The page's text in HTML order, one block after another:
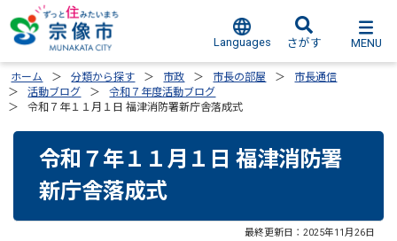
Languages さがす MENU
ホーム 分類から探す 市政 市長の部屋
市長通信
活動ブログ
令和７年度活動ブログ
令和７年１１月１日 福津消防署新庁舎落成式
令和７年１１月１日 福津消防署
新庁舎落成式
最終更新日： 2025年11月26日